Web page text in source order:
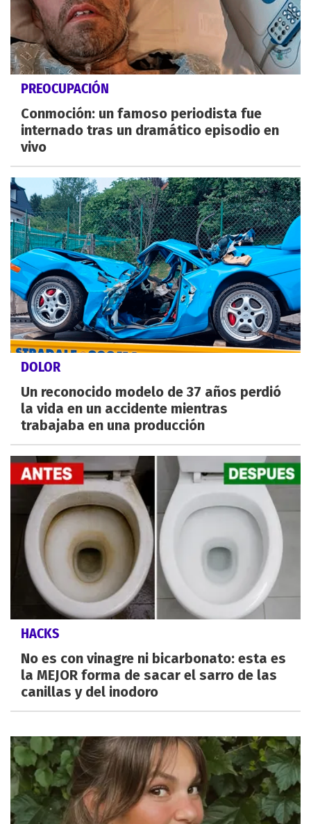
PREOCUPACIÓN
Conmoción: un famoso periodista fue
internado tras un dramático episodio en
vivo
DOLOR
Un reconocido modelo de 37 años perdió
la vida en un accidente mientras
trabajaba en una producción
HACKS
No es con vinagre ni bicarbonato: esta es
la MEJOR forma de sacar el sarro de las
canillas y del inodoro